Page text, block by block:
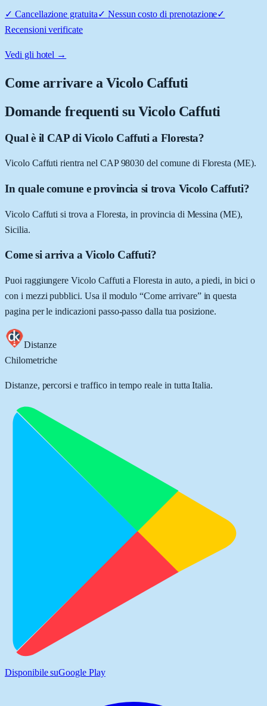
✓ Cancellazione gratuita✓ Nessun costo di prenotazione✓
Recensioni verificate
Vedi gli hotel →
Come arrivare aVicolo Caffuti
Domande frequenti su Vicolo Caffuti
Qual è il CAP di Vicolo Caffuti a Floresta?
Vicolo Caffuti rientra nel CAP 98030 del comune di Floresta (ME).
In quale comune e provincia si trova Vicolo Caffuti?
Vicolo Caffuti si trova a Floresta, in provincia di Messina (ME),
Sicilia.
Come si arriva a Vicolo Caffuti?
Puoi raggiungere Vicolo Caffuti a Floresta in auto, a piedi, in bici o
con i mezzi pubblici. Usa il modulo “Come arrivare” in questa
pagina per le indicazioni passo-passo dalla tua posizione.
Distanze
Chilometriche
Distanze, percorsi e traffico in tempo reale in tutta Italia.
Disponibile suGoogle Play